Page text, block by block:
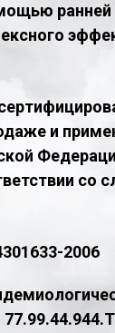
ранней
и
со
2006